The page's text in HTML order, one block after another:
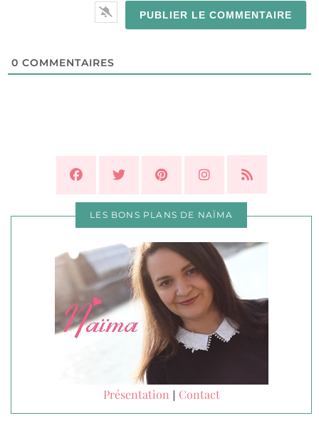
0 COMMENTAIRES
LES BONS PLANS DE NAÏMA
Présentation | Contact